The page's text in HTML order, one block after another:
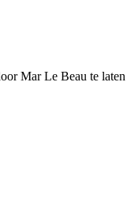
Mar Le Beau te laten